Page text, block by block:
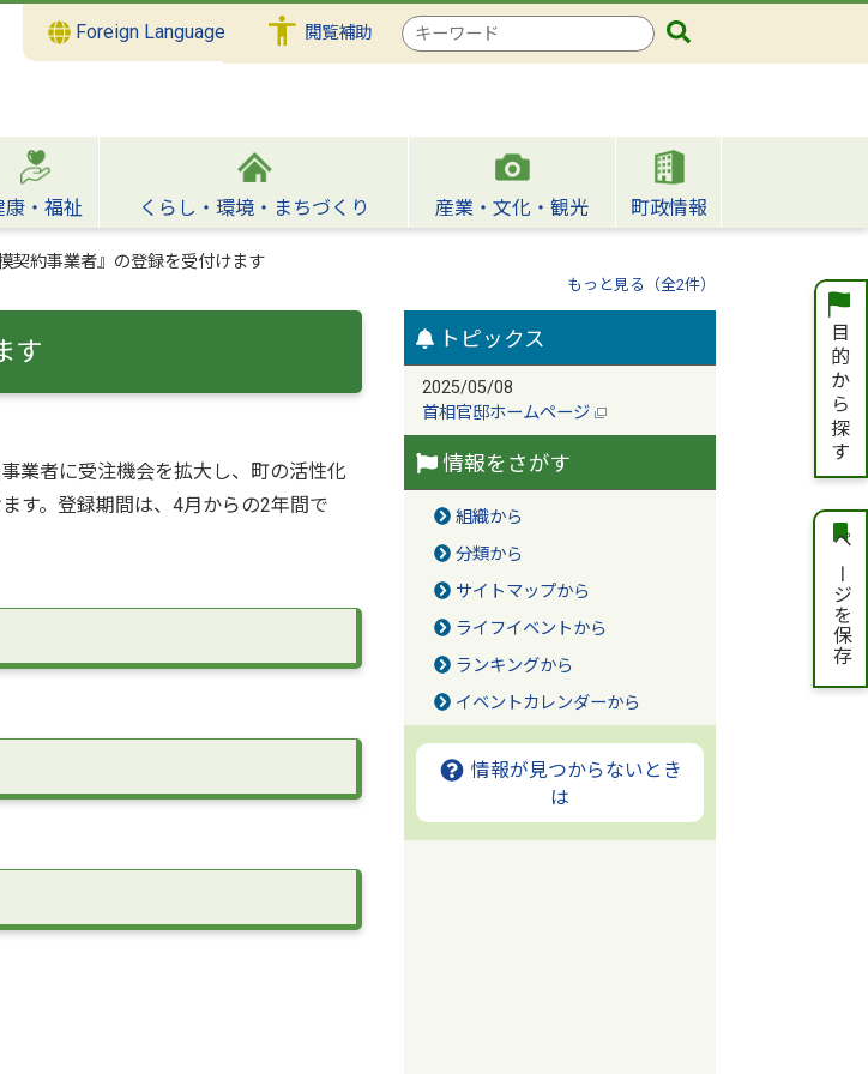
Foreign Language 閲覧補助
検
索
康・福祉 くらし・環境・まちづくり 産業・文化・観光 町政情報
契約事業者』の登録を受付けます
もっと見る（全2件）
す
業者に受注機会を拡大し、町の活性化
す。登録期間は、4月からの2年間で
トピックス
2025/05/08
首相官邸ホームページ
情報をさがす
組織から
分類から
サイトマップから
ライフイベントから
ランキングから
イベントカレンダーから
情報が見つからないとき
は
ページを保存